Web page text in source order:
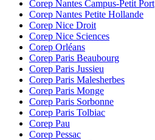
Corep Nantes Campus-Petit Port
Corep Nantes Petite Hollande
Corep Nice Droit
Corep Nice Sciences
Corep Orléans
Corep Paris Beaubourg
Corep Paris Jussieu
Corep Paris Malesherbes
Corep Paris Monge
Corep Paris Sorbonne
Corep Paris Tolbiac
Corep Pau
Corep Pessac